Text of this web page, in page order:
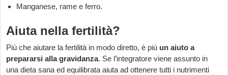
Manganese, rame e ferro.
Aiuta nella fertilità?
Più che aiutare la fertilità in modo diretto, è più un aiuto a
prepararsi alla gravidanza. Se l’integratore viene assunto in
una dieta sana ed equilibrata aiuta ad ottenere tutti i nutrimenti